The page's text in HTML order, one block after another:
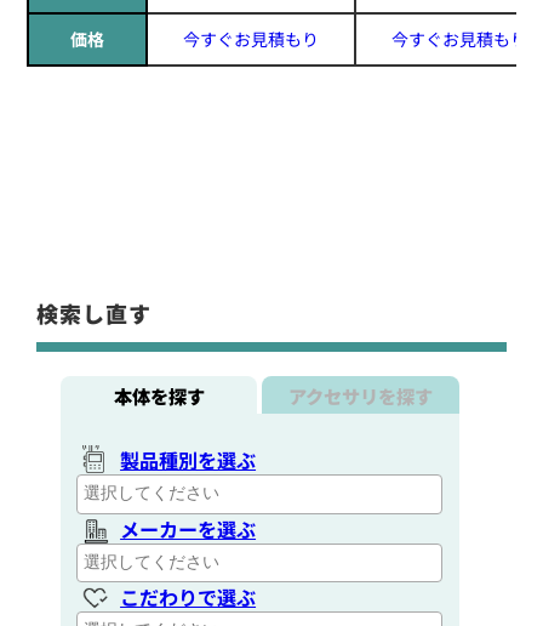
価格 今すぐお見積もり 今すぐお見積もり
検索し直す
本体を探す アクセサリを探す
製品種別を選ぶ
メーカーを選ぶ
こだわりで選ぶ